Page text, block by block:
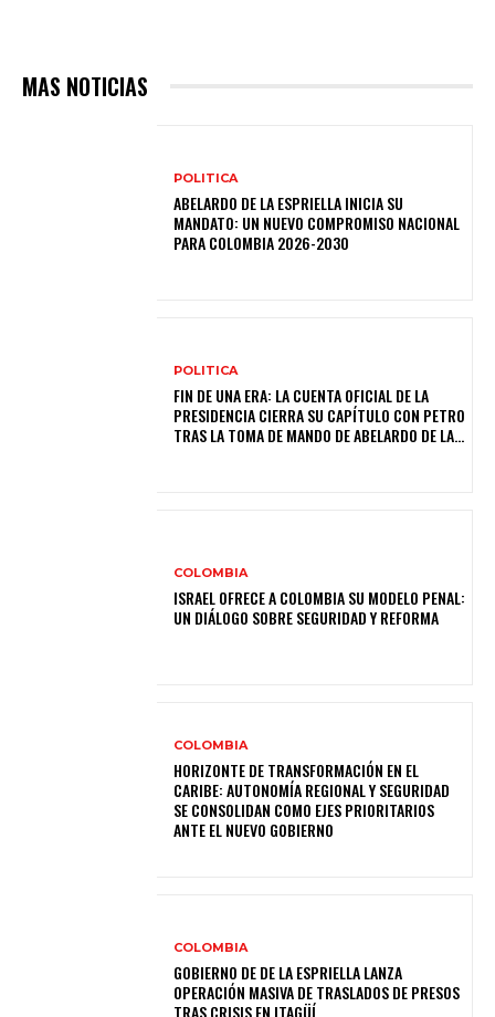
MAS NOTICIAS
POLITICA
ABELARDO DE LA ESPRIELLA INICIA SU
MANDATO: UN NUEVO COMPROMISO NACIONAL
PARA COLOMBIA 2026-2030
POLITICA
FIN DE UNA ERA: LA CUENTA OFICIAL DE LA
PRESIDENCIA CIERRA SU CAPÍTULO CON PETRO
TRAS LA TOMA DE MANDO DE ABELARDO DE LA...
COLOMBIA
ISRAEL OFRECE A COLOMBIA SU MODELO PENAL:
UN DIÁLOGO SOBRE SEGURIDAD Y REFORMA
COLOMBIA
HORIZONTE DE TRANSFORMACIÓN EN EL
CARIBE: AUTONOMÍA REGIONAL Y SEGURIDAD
SE CONSOLIDAN COMO EJES PRIORITARIOS
ANTE EL NUEVO GOBIERNO
COLOMBIA
GOBIERNO DE DE LA ESPRIELLA LANZA
OPERACIÓN MASIVA DE TRASLADOS DE PRESOS